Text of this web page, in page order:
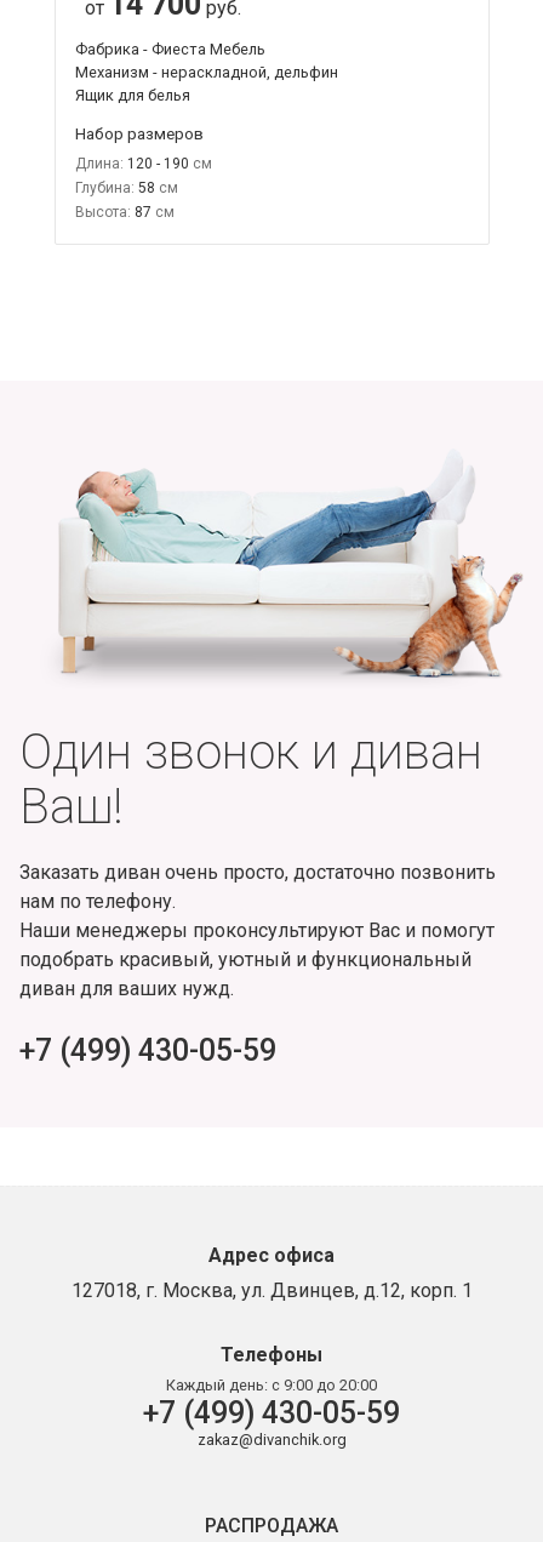
от руб.
Фабрика - Фиеста Мебель
Механизм - нераскладной, дельфин
Ящик для белья
Набор размеров
Длина: 120 - 190
Глубина: 58
Высота: 87
Один звонок и диван
Ваш!
Заказать диван очень просто, достаточно позвонить
нам по телефону.
Наши менеджеры проконсультируют Вас и помогут
подобрать красивый, уютный и функциональный
диван для ваших нужд.
+7 (499) 430-05-59
Адрес офиса
127018, г. Москва, ул. Двинцев, д.12, корп. 1
Телефоны
Каждый день: с 9:00 до 20:00
+7 (499) 430-05-59
zakaz@divanchik.org
РАСПРОДАЖА